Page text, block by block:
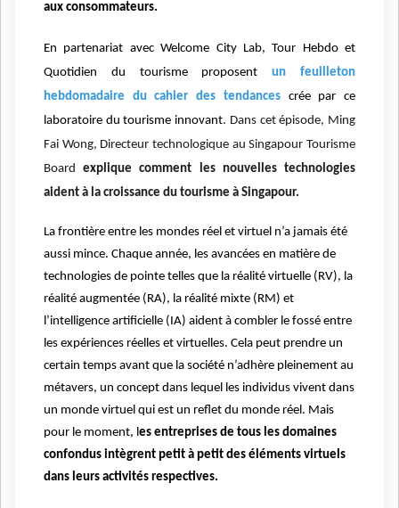
aux consommateurs.
En partenariat avec Welcome City Lab, Tour Hebdo et
Quotidien du tourisme proposentun feuilleton
hebdomadaire du cahier des tendances
crée par ce
laboratoire du tourisme innovant. Dans cet épisode, Ming
Fai Wong, Directeur technologique au Singapour Tourisme
Boardexplique comment les nouvelles technologies
aident à la croissance du tourisme à Singapour.
La frontière entre les mondes réel et virtuel n’a jamais été
aussi mince. Chaque année, les avancées en matière de
technologies de pointe telles que la réalité virtuelle (RV), la
réalité augmentée (RA), la réalité mixte (RM) et
l’intelligence artificielle (IA) aident à combler le fossé entre
les expériences réelles et virtuelles. Cela peut prendre un
certain temps avant que la société n’adhère pleinement au
métavers, un concept dans lequel les individus vivent dans
un monde virtuel qui est un reflet du monde réel. Mais
pour le moment, les entreprises de tous les domaines
confondus intègrent petit à petit des éléments virtuels
dans leurs activités respectives.